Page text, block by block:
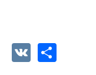
VK Share